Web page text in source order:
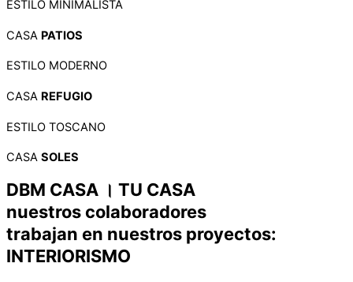
ESTILO MINIMALISTA
CASA PATIOS
ESTILO MODERNO
CASA REFUGIO
ESTILO TOSCANO
CASA SOLES
DBM CASA । TU CASA
nuestroscolaboradores
trabajan en nuestros proyectos:
INTERIORISMO